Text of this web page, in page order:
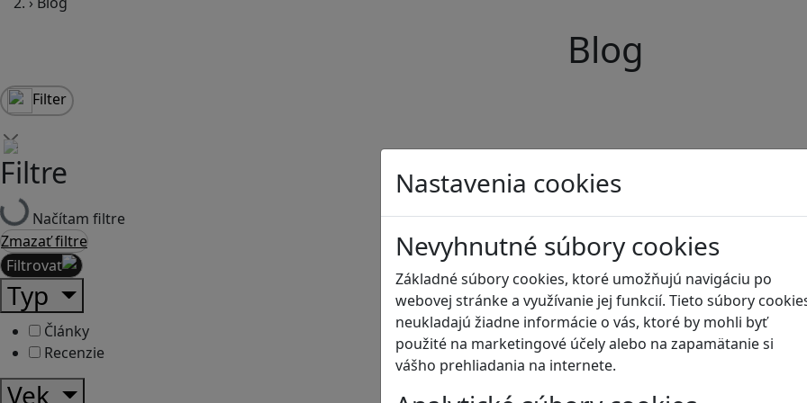
Nastavenia cookies
Nevyhnutné súbory cookies
Základné súbory cookies, ktoré umožňujú navigáciu po
webovej stránke a využívanie jej funkcií. Tieto súbory
neukladajú žiadne informácie o vás, ktoré by mohli byť
použité na marketingové účely alebo na zapamätanie si
vášho prehliadania na internete.
Blog
Filter
Filtre
Načítam filtre
Zmazať filtre
Filtrovať
Typ
Články
Recenzie
Vek